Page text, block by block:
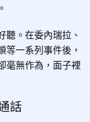
聽。在委內瑞拉、
等一系列事件後，
毫無作為，面子裡
話